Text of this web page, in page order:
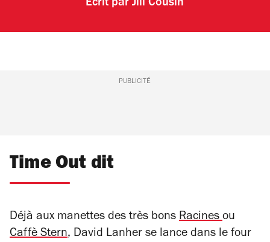
Écrit parJill Cousin
PUBLICITÉ
Time Out dit
Déjà aux manettes des très bons Racinesou
Caffè Stern, David Lanher se lance dans le four